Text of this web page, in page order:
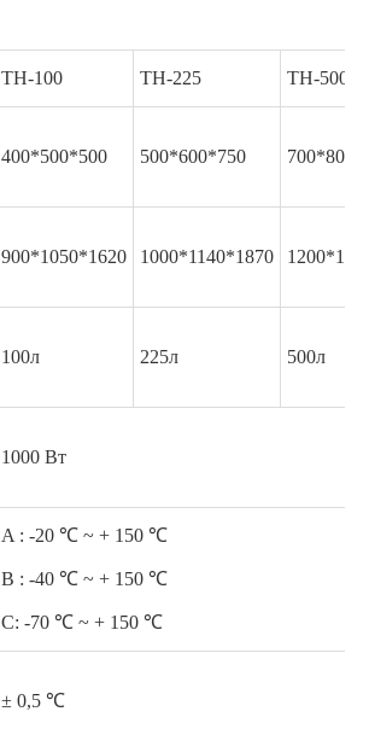
TH-100 TH-225 TH-500
400*500*500 500*600*750
900*1050*1620 1000*1140*1870
100л 225л 500л
1000 Вт
A : -20 ℃ ~ + 150 ℃
B : -40 ℃ ~ + 150 ℃
C: -70 ℃ ~ + 150 ℃
± 0,5 ℃